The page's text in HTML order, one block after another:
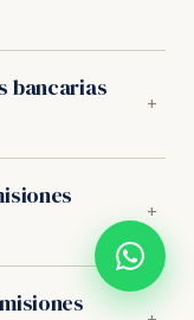
bancarias
+
tu caso
a resultados.
favorable al
+
completo dura
extrajudicial (1